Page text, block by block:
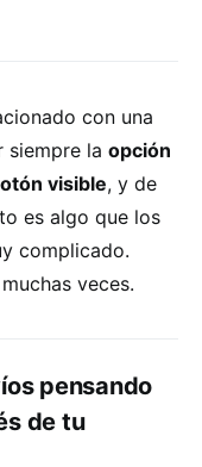
con una
siempre la opción
visible, y de
es algo que los
complicado.
veces.
pensando
de tu